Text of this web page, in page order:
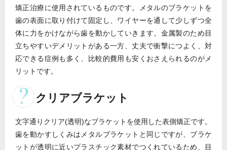
矯正治療に使用されているものです。メタルのブラケットを
歯の表面に取り付けて固定し、ワイヤーを通して少しずつ全
体に力をかけながら歯を動かしていきます。金属製のため目
立ちやすいデメリットがある一方、丈夫で衝撃につよく、対
応できる症例も多く、比較的費用も安くおさえられるのがメ
リットです。
クリアブラケット
文字通りクリア(透明)なブラケットを使用した表側矯正です。
歯を動かすしくみはメタルブラケットと同じですが、ブラケ
ットが透明に近いプラスチック素材でつくれているため、目